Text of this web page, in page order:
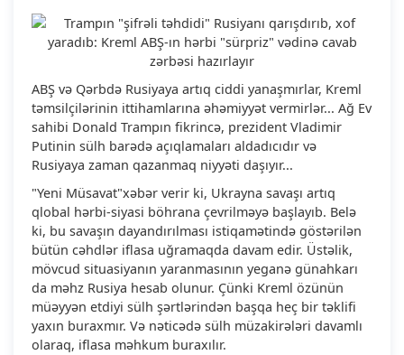
ABŞ və Qərbdə Rusiyaya artıq ciddi yanaşmırlar, Kreml
təmsilçilərinin ittihamlarına əhəmiyyət vermirlər... Ağ Ev
sahibi Donald Trampın fikrincə, prezident Vladimir
Putinin sülh barədə açıqlamaları aldadıcıdır və
Rusiyaya zaman qazanmaq niyyəti daşıyır...
"Yeni Müsavat"xəbər verir ki, Ukrayna savaşı artıq
qlobal hərbi-siyasi böhrana çevrilməyə başlayıb. Belə
ki, bu savaşın dayandırılması istiqamətində göstərilən
bütün cəhdlər iflasa uğramaqda davam edir. Üstəlik,
mövcud situasiyanın yaranmasının yeganə günahkarı
da məhz Rusiya hesab olunur. Çünki Kreml özünün
müəyyən etdiyi sülh şərtlərindən başqa heç bir təklifi
yaxın buraxmır. Və nəticədə sülh müzakirələri davamlı
olaraq, iflasa məhkum buraxılır.